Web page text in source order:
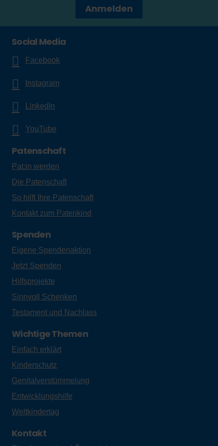
Anmelden
Social Media
Facebook
Instagram
LinkedIn
YouTube
Patenschaft
Pat:in werden
Die Patenschaft
So hilft Ihre Patenschaft
Kontakt zum Patenkind
Spenden
Eigene Spendenaktion
Jetzt Spenden
Hilfsprojekte
Sinnvoll Schenken
Testament und Nachlass
Wichtige Themen
Einfach erklärt
Kinderschutz
Genitalverstümmelung
Entwicklungshilfe
Weltkindertag
Kontakt